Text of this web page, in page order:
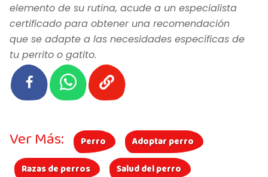
elemento de su rutina, acude a un especialista
certificado para obtener una recomendación
que se adapte a las necesidades específicas de
tu perrito o gatito.
Ver Más: Perro
Adoptar perro
Razas de perros
Salud del perro